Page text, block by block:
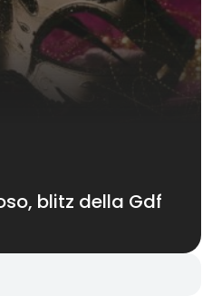
blitz della Gdf